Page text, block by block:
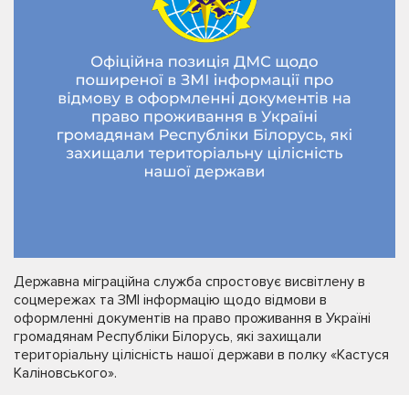
Державна міграційна служба спростовує висвітлену в
соцмережах та ЗМІ інформацію щодо відмови в
оформленні документів на право проживання в Україні
громадянам Республіки Білорусь, які захищали
територіальну цілісність нашої держави в полку «Кастуся
Каліновського».